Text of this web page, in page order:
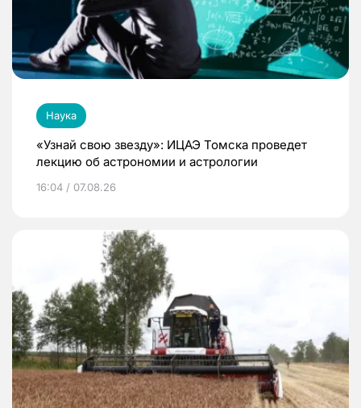
Наука
«Узнай свою звезду»: ИЦАЭ Томска проведет
лекцию об астрономии и астрологии
16:04 / 07.08.26